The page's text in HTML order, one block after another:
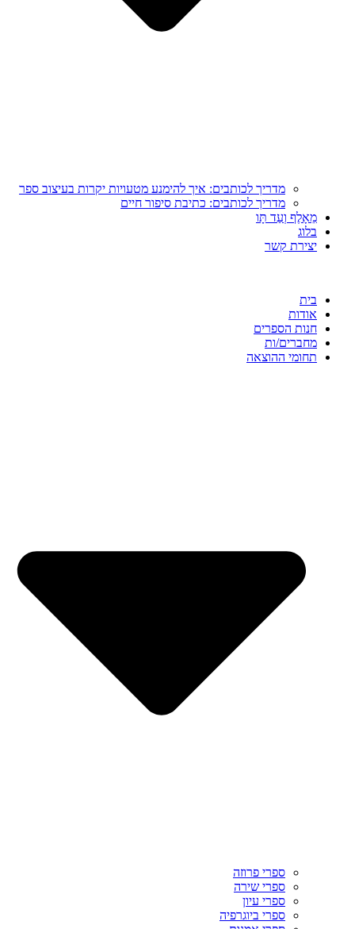
מדריך לכותבים: איך להימנע מטעויות יקרות בעיצוב ספר
מדריך לכותבים: כתיבת סיפור חיים
מֵאָלֶף וְעַד תָּו
בלוג
יצירת קשר
בית
אודות
חנות הספרים
מחברים/ות
תחומי ההוצאה
ספרי פרוזה
ספרי שירה
ספרי עיון
ספרי ביוגרפיה